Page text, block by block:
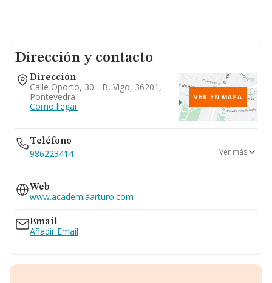
Dirección y contacto
Dirección
Calle Oporto, 30 - B, Vigo, 36201,
Pontevedra
Como llegar
VER EN MAPA
Teléfono
986223414
986122035
Ver más
Web
www.academiaarturo.com
Email
Añadir Email